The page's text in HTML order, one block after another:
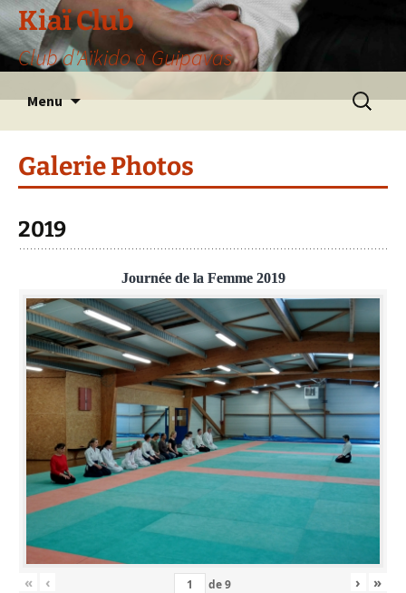
Aller
au
contenu
Kiaï Club
Club d'Aïkido à Guipavas
Menu
Galerie Photos
2019
Journée de la Femme 2019
« ‹ de9 › »